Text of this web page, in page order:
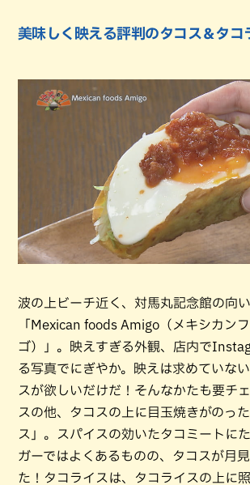
美味しく映える評判のタコス＆タコ
波の上ビーチ近く、対馬丸記念館の向
「Mexican foods Amigo（メキシカン
ゴ）」。映えすぎる外観、店内で
る写真でにぎやか。映えは求めていな
スが欲しいだけだ！そんなかたも要チ
スの他、タコスの上に目玉焼きがのっ
ス」。スパイスの効いたタコミートに
ガーではよくあるものの、タコスが月
た！タコライスは、タコライスの上に